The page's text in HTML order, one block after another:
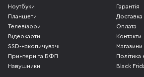
Ноутбуки
Планшети
Телевізори
Відеокарти
SSD-накопичувачі
Принтери та БФП
Навушники
Гарантія
Доставка
Оплата
Контакти
Магазини
Політика
Black